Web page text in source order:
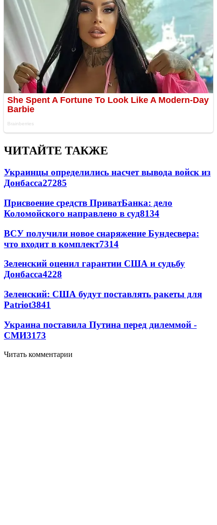
ЧИТАЙТЕ ТАКЖЕ
Украинцы определились насчет вывода войск из
Донбасса27285
Присвоение средств ПриватБанка: дело
Коломойского направлено в суд8134
ВСУ получили новое снаряжение Бундесвера:
что входит в комплект7314
Зеленский оценил гарантии США и судьбу
Донбасса4228
Зеленский: США будут поставлять ракеты для
Patriot3841
Украина поставила Путина перед дилеммой -
СМИ3173
Читать комментарии